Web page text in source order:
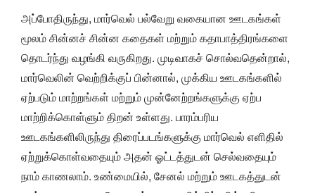
அப்போதிருந்து, மார்வெல் பல்வேறு வகையான ஊடகங்கள்
மூலம் சின்னச் சின்ன கதைகள் மற்றும் கதாபாத்திரங்களை
தொடர்ந்து வழங்கி வருகிறது. முடிவாகச் சொல்வதென்றால்,
மார்வெலின் வெற்றிக்குப் பின்னால், முக்கிய ஊடகங்களில்
ஏற்படும் மாற்றங்கள் மற்றும் முன்னேற்றங்களுக்கு ஏற்ப
மாற்றிக்கொள்ளும் திறன் உள்ளது. பாரம்பரிய
ஊடகங்களிலிருந்து திரைப்படங்களுக்கு மார்வெல் எளிதில்
ஏற்றுக்கொள்வதையும் அதன் ஓட்டத்துடன் செல்வதையும்
நாம் காணலாம். உண்மையில், சேனல் மற்றும் ஊடகத்துடன்